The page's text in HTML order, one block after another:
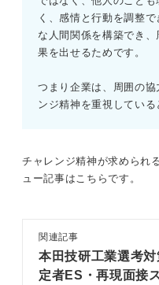
く、感情と行動を調整
な人間関係を構築でき
果を出せるためです。
つまり企業は、周囲の
ンジ精神を重視している
チャレンジ精神が求められ
ュー記事はこちらです。
関連記事
本田技研工業選考対
定者ES・再現面接